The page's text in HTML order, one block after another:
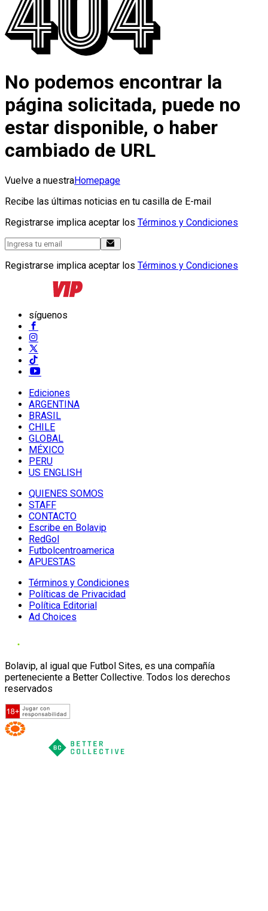
No podemos encontrar la
página solicitada, puede no
estar disponible, o haber
cambiado de URL
Vuelve a nuestraHomepage
Recibe las últimas noticias en tu casilla de E-mail
Registrarse implica aceptar los Términos y Condiciones
Registrarse implica aceptar los Términos y Condiciones
síguenos
Ediciones
ARGENTINA
BRASIL
CHILE
GLOBAL
MÉXICO
PERU
US ENGLISH
QUIENES SOMOS
STAFF
CONTACTO
Escribe en Bolavip
RedGol
Futbolcentroamerica
APUESTAS
Términos y Condiciones
Políticas de Privacidad
Política Editorial
Ad Choices
Bolavip, al igual que Futbol Sites, es una compañía
perteneciente a Better Collective. Todos los derechos
reservados